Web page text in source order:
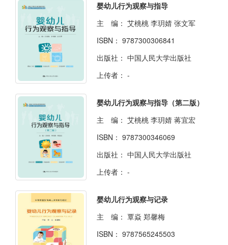
婴幼儿行为观察与指导
主 编： 艾桃桃 李玥婧 张文军
ISBN： 9787300306841
出版社： 中国人民大学出版社
上传者： -
婴幼儿行为观察与指导（第二版）
主 编： 艾桃桃 李玥婧 蒋宜宏
ISBN： 9787300346069
出版社： 中国人民大学出版社
上传者： -
婴幼儿行为观察与记录
主 编： 覃焱 郑馨梅
ISBN： 9787565245503